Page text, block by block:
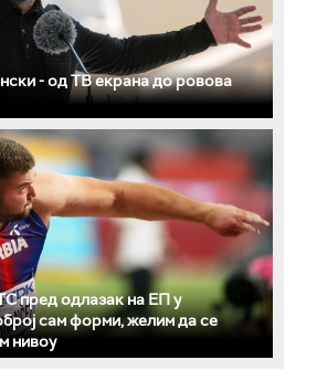
- од ТВ екрана до ровова
пред одлазак на ЕП у
сам форми, желим да се
нивоу